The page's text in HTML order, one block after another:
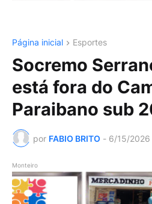
Página inicial Esportes
Socremo
está fora do
Paraibano sub
por FABIO BRITO - 6/15/2026
Monteiro